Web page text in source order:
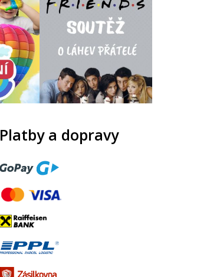
Platby a dopravy